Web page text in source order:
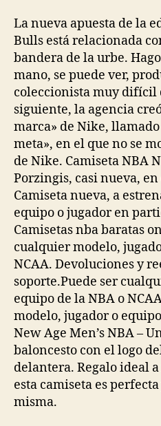
La nueva apuesta de la
Bulls está relacionada
bandera de la urbe.
mano, se puede ver,
coleccionista muy difícil
siguiente, la agencia
marca» de Nike,
meta», en el que no se
de Nike. Camiseta NBA
Porzingis, casi nueva,
Camiseta nueva, a
equipo o jugador en
Camisetas nba baratas
cualquier modelo,
NCAA. Devoluciones y
soporte.Puede ser
equipo de la NBA o
modelo, jugador o
New Age Men’s NBA –
baloncesto con el logo
delantera. Regalo ideal
esta camiseta es
misma.